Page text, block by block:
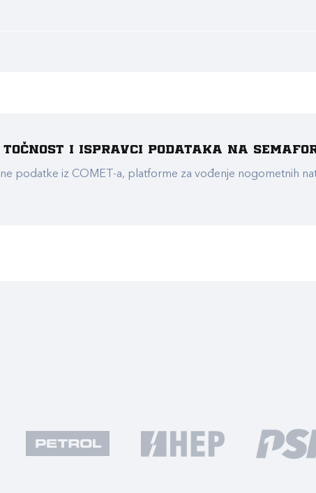
i ispravci podataka na
podatke iz COMET-a, platforme za vođenje nogometnih